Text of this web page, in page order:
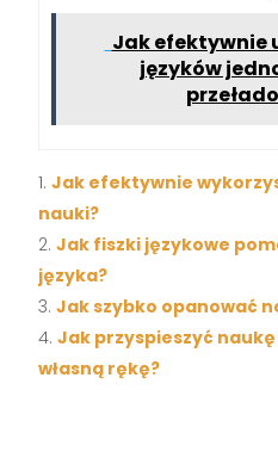
Jak efektywnie
języków
Jak efektywnie
nauki?
Jak fiszki językowe
języka?
Jak szybko opanować
Jak przyspieszyć
własną rękę?